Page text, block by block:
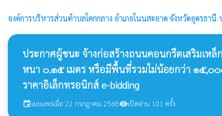
องค์การบริหารส่วนตำบลโคกกลาง อำเภอโนนสะอาด จังหวัดอุดรธานี›
ประกาศผู้ชนะ จ้างก่อสร้างถนนคอนกรีตเสริมเห
หนา ๐.๑๕ เมตร หรือมีพื้นที่รวมไม่น้อยกว่า ๑๕,๐
ราคาอิเล็กทรอนิกส์ e-bidding
eventเผยแพร่เมื่อ 22 กรกฎาคม 2568visibilityเปิดอ่าน 101 ครั้ง